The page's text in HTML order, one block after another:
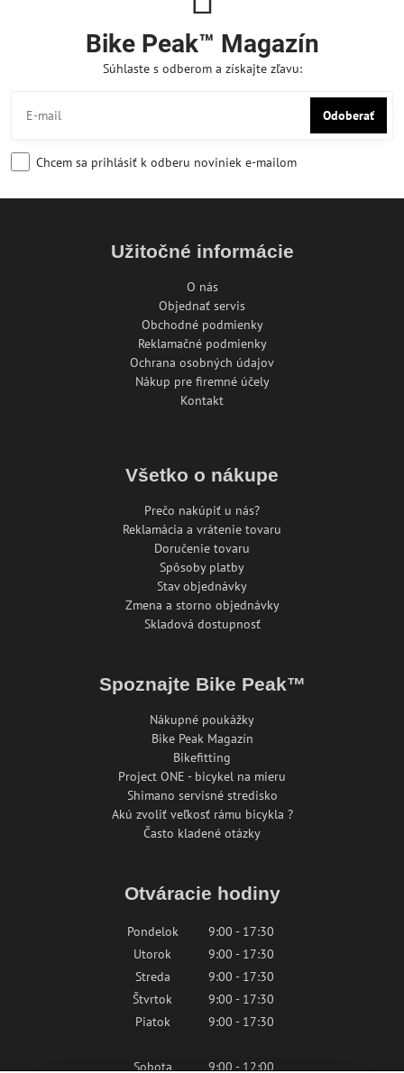
Bike Peak™ Magazín
Súhlaste s odberom a získajte zľavu:
Odoberať
Chcem sa prihlásiť k odberu noviniek e-mailom
Užitočné informácie
O nás
Objednať servis
Obchodné podmienky
Reklamačné podmienky
Ochrana osobných údajov
Nákup pre firemné účely
Kontakt
Všetko o nákupe
Prečo nakúpiť u nás?
Reklamácia a vrátenie tovaru
Doručenie tovaru
Spôsoby platby
Stav objednávky
Zmena a storno objednávky
Skladová dostupnosť
Spoznajte Bike Peak™
Nákupné poukážky
Bike Peak Magazín
Bikefitting
Project ONE - bicykel na mieru
Shimano servisné stredisko
Akú zvoliť veľkosť rámu bicykla ?
Často kladené otázky
Otváracie hodiny
Pondelok
9:00 - 17:30
Utorok
9:00 - 17:30
Streda
9:00 - 17:30
Štvrtok
9:00 - 17:30
Piatok
9:00 - 17:30
Sobota 9:00 - 12:00